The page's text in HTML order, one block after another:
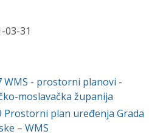
03-31
WMS - prostorni planovi -
moslavačka županija
Prostorni plan uređenja Grada
– WMS